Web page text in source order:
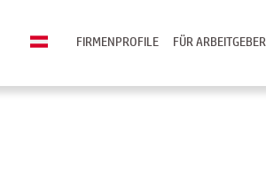
FÜR ARBEITGEBER
FIRMENPROFILE